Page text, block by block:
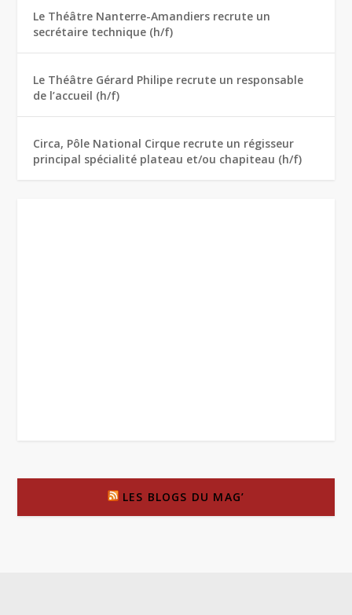
Le Théâtre Nanterre-Amandiers recrute un
secrétaire technique (h/f)
Le Théâtre Gérard Philipe recrute un responsable
de l’accueil (h/f)
Circa, Pôle National Cirque recrute un régisseur
principal spécialité plateau et/ou chapiteau (h/f)
LES BLOGS DU MAG’